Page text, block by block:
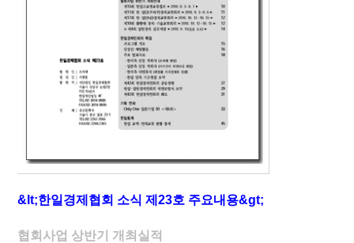
&lt;한일경제협회 소식 제23호 주요내용&gt;
협회사업 상반기 개최실적